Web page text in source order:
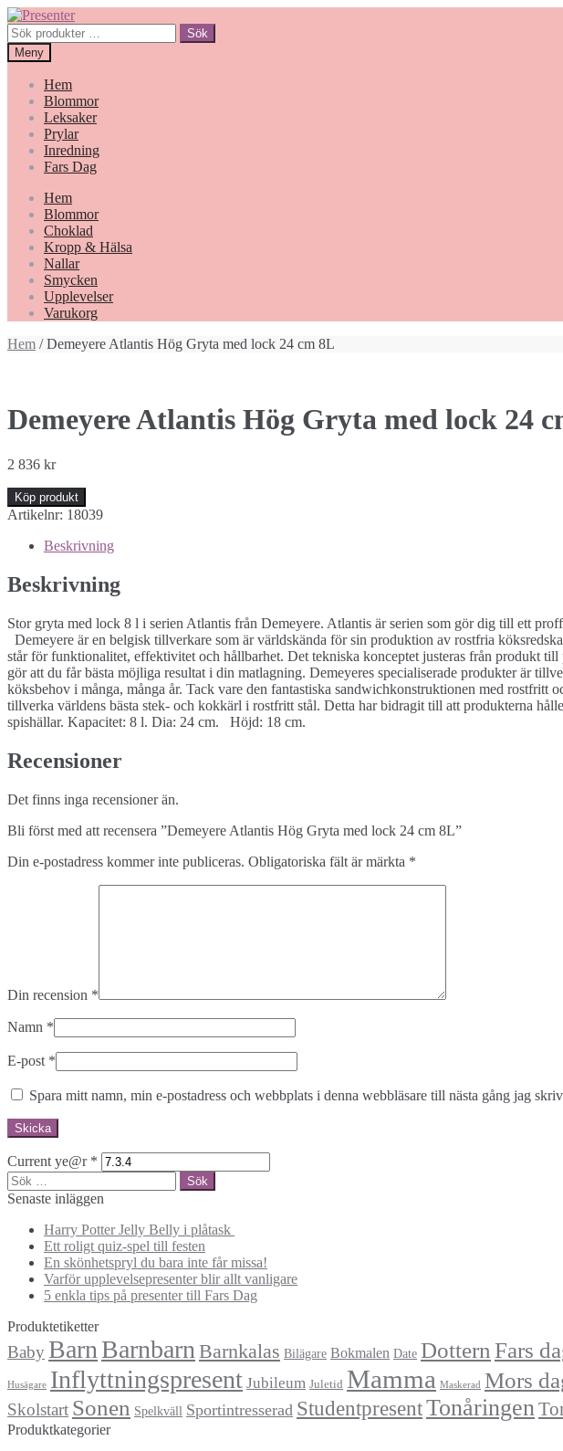
Hoppa
till
navigering
Gå
till
innehåll
Sök
efter:
Sök
Meny
Hem
Blommor
Leksaker
Prylar
Inredning
Fars Dag
Hem
Blommor
Choklad
Kropp & Hälsa
Nallar
Smycken
Upplevelser
Varukorg
Hem / Demeyere Atlantis Hög Gryta med lock 24 cm 8L
Demeyere Atlantis Hög Gryta med lock 24
2 836 kr
Köp produkt
Artikelnr: 18039
Beskrivning
Beskrivning
Stor gryta med lock 8 l i serien Atlantis från Demeyere. Atlantis är serien som gör dig till ett
Demeyere är en belgisk tillverkare som är världskända för sin produktion av rostfria
står för funktionalitet, effektivitet och hållbarhet. Det tekniska konceptet justeras från produkt
gör att du får bästa möjliga resultat i din matlagning. Demeyeres specialiserade produkter är
köksbehov i många, många år. Tack vare den fantastiska sandwichkonstruktionen med
tillverka världens bästa stek- och kokkärl i rostfritt stål. Detta har bidragit till att produkterna
spishällar. Kapacitet: 8 l. Dia: 24 cm. Höjd: 18 cm.
Recensioner
Det finns inga recensioner än.
Bli först med att recensera ”Demeyere Atlantis Hög Gryta med lock 24 cm 8L”
Din e-postadress kommer inte publiceras. Obligatoriska fält är märkta *
Din recension *
Namn *
E-post *
Spara mitt namn, min e-postadress och webbplats i denna webbläsare till nästa gång jag
Current ye@r *
Sök
efter:
Senaste inläggen
Harry Potter Jelly Belly i plåtask
Ett roligt quiz-spel till festen
En skönhetspryl du bara inte får missa!
Varför upplevelsepresenter blir allt vanligare
5 enkla tips på presenter till Fars Dag
Produktetiketter
Baby Barn Barnbarn Barnkalas Bilägare Bokmalen Date Dottern Fars
Husägare Inflyttningspresent Jubileum Juletid Mamma Maskerad Mors
Skolstart Sonen Spelkväll Sportintresserad StudentpresentTonåringen
Produktkategorier